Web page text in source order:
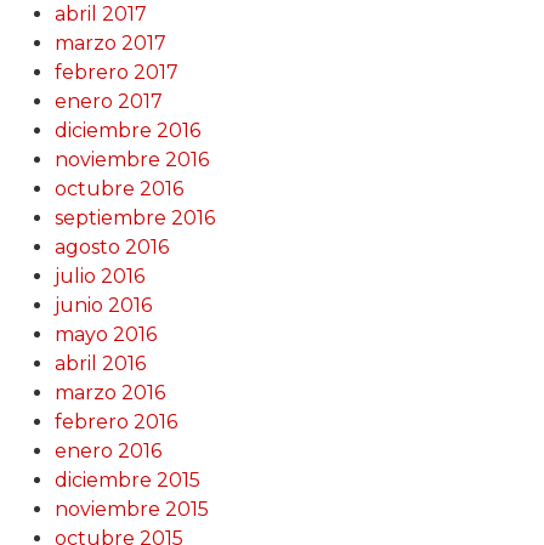
abril 2017
marzo 2017
febrero 2017
enero 2017
diciembre 2016
noviembre 2016
octubre 2016
septiembre 2016
agosto 2016
julio 2016
junio 2016
mayo 2016
abril 2016
marzo 2016
febrero 2016
enero 2016
diciembre 2015
noviembre 2015
octubre 2015